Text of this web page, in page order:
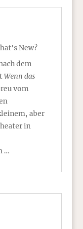
New?
dem
Wenn das
vom
aber
in
…